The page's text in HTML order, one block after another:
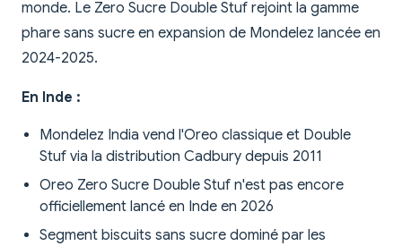
monde. Le Zero Sucre Double Stuf rejoint la gamme
phare sans sucre en expansion de Mondelez lancée en
2024-2025.
En Inde :
Mondelez India vend l'Oreo classique et Double
Stuf via la distribution Cadbury depuis 2011
Oreo Zero Sucre Double Stuf n'est pas encore
officiellement lancé en Inde en 2026
Segment biscuits sans sucre dominé par les